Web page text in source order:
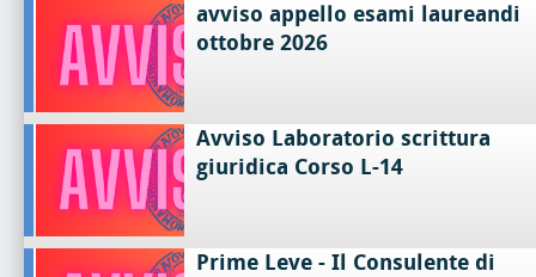
avviso appello esami laureandi
ottobre 2026
Avviso Laboratorio scrittura
giuridica Corso L-14
Prime Leve - Il Consulente di